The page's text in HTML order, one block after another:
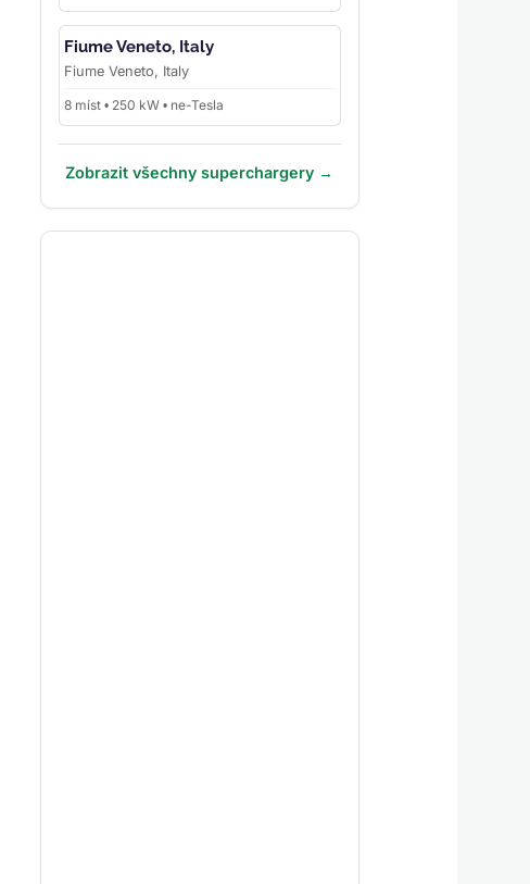
Fiume Veneto, Italy
Fiume Veneto, Italy
8 míst • 250 kW • ne-Tesla
Zobrazit všechny superchargery →